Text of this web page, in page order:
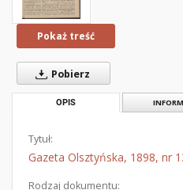
Pokaż treść
Pobierz
OPIS
Tytuł:
Gazeta Olsztyńska, 1898, nr
Rodzaj dokumentu: